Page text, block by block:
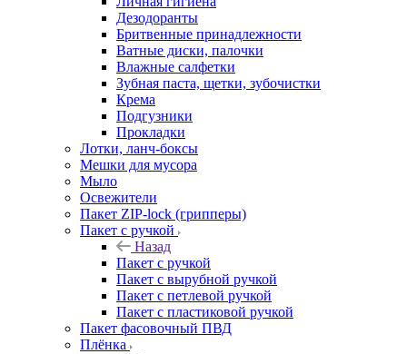
Дезодоранты
Бритвенные принадлежности
Ватные диски, палочки
Влажные салфетки
Зубная паста, щетки, зубочистки
Крема
Подгузники
Прокладки
Лотки, ланч-боксы
Мешки для мусора
Мыло
Освежители
Пакет ZIP-lock (грипперы)
Пакет с ручкой
Назад
Пакет с ручкой
Пакет с вырубной ручкой
Пакет с петлевой ручкой
Пакет с пластиковой ручкой
Пакет фасовочный ПВД
Плёнка